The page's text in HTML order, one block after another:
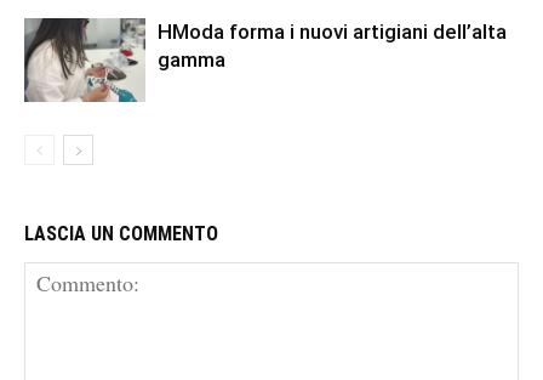
HModa forma i nuovi artigiani dell’alta
gamma
LASCIA UN COMMENTO